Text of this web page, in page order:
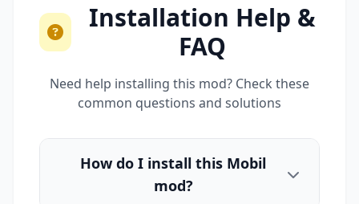
Installation Help &
FAQ
Need help installing this mod? Check these
common questions and solutions
How do I install this Mobil
mod?